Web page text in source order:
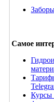
Самое
Курсы